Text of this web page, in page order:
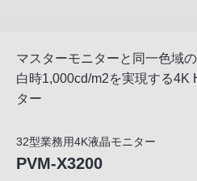
マスターモニターと同一色域
白時1,000cd/m2を実現する4K
ター
32型業務用4K液晶モニター
PVM-X3200